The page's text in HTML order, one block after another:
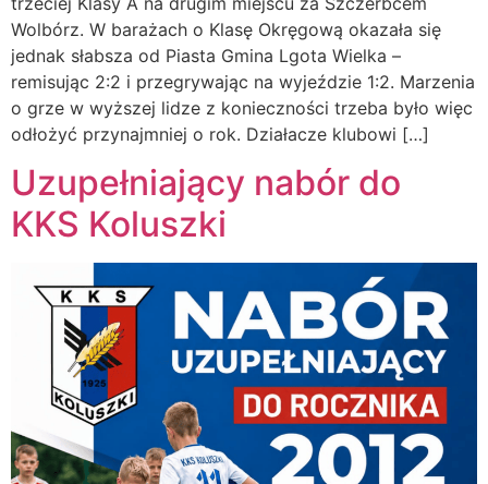
Wolbórz. W barażach o Klasę Okręgową okazała się
jednak słabsza od Piasta Gmina Lgota Wielka –
remisując 2:2 i przegrywając na wyjeździe 1:2. Marzenia
o grze w wyższej lidze z konieczności trzeba było więc
odłożyć przynajmniej o rok. Działacze klubowi […]
Uzupełniający nabór do
KKS Koluszki